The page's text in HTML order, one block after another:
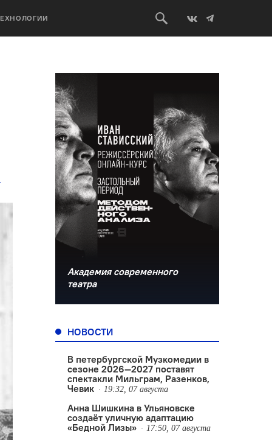
Академия современного
театра
НОВОСТИ
В петербургской Музкомедии в
сезоне 2026—2027 поставят
спектакли Мильграм, Разенков,
Чевик
19:32, 07 августа
Анна Шишкина в Ульяновске
создаëт уличную адаптацию
«Бедной Лизы»
17:50, 07 августа